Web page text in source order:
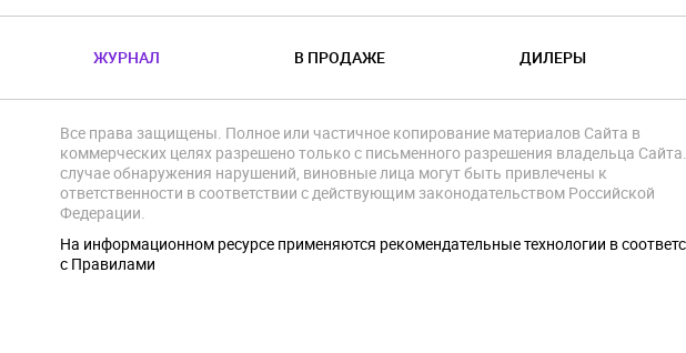
ЖУРНАЛ В ПРОДАЖЕ ДИЛЕРЫ
Все права защищены. Полное или частичное копирование материалов Сайта в
коммерческих целях разрешено только с письменного разрешения владельца
случае обнаружения нарушений, виновные лица могут быть привлечены к
ответственности в соответствии с действующим законодательством Российской
Федерации.
На информационном ресурсе применяются рекомендательные технологии в
с Правилами